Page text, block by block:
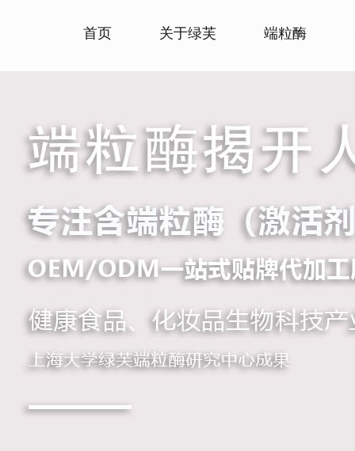
首页 关于绿芙 端粒酶